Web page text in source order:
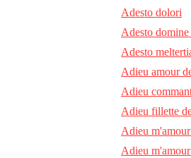
Adesto dolori
Adesto
Adesto
Adieu amour
Adieu
Adieu fillette
Adieu
Adieu